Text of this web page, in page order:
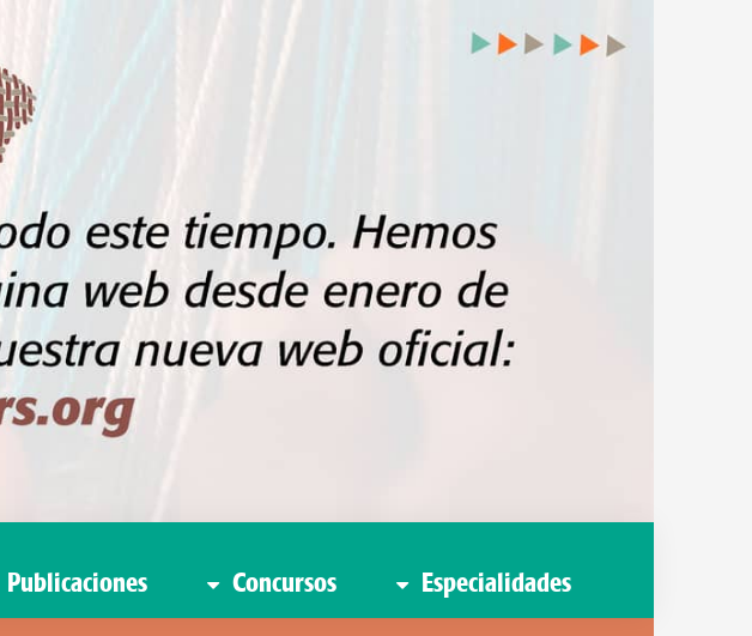
Publicaciones Concursos Especialidades